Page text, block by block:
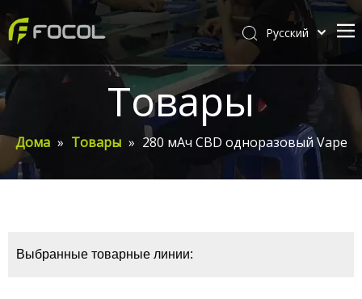
Товары
Настройка
Связаться с нами
Pусский
Товары
Дома » Товары » 280 мАч CBD одноразовый Vape
Выбранные товарные линии: